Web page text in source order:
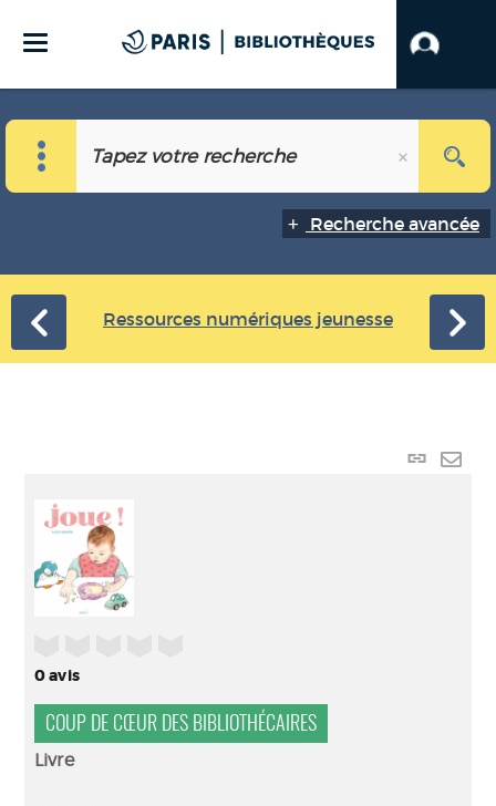
Recherche avancée
Ressources numériques jeunesse
Lien
0avis
COUP DE CŒUR DES BIBLIOTHÉCAIRES
Livre